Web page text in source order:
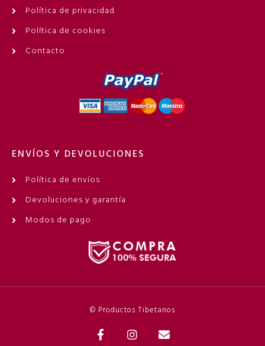
Política de privacidad
Política de cookies
Contacto
ENVÍOS Y DEVOLUCIONES
Política de envíos
Devoluciones y garantía
Modos de pago
© Productos Tibetanos